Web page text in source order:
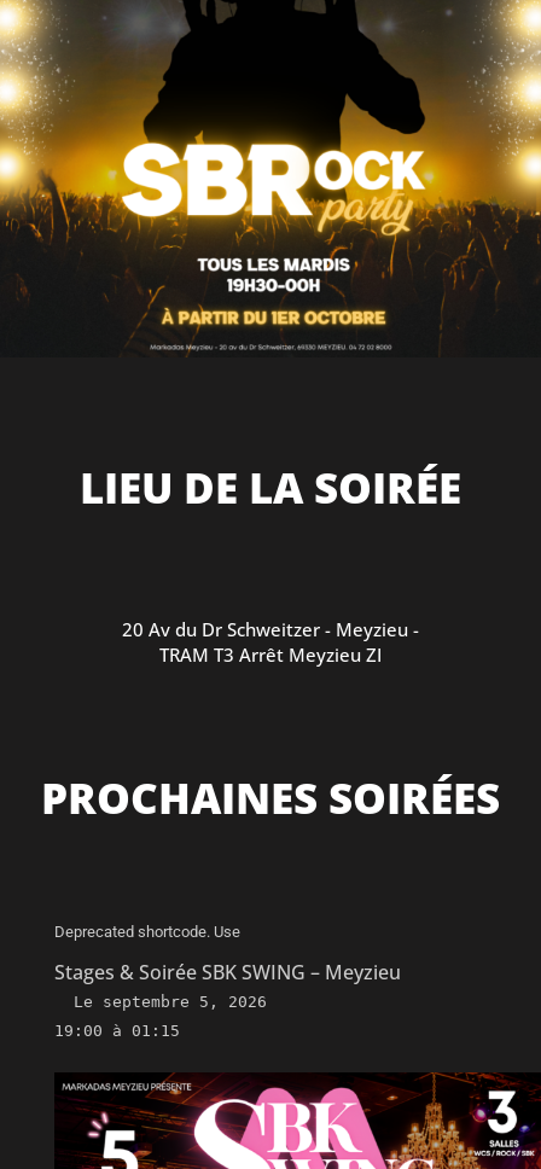
LIEU DE LA SOIRÉE
20 Av du Dr Schweitzer - Meyzieu -
TRAM T3 Arrêt Meyzieu ZI
PROCHAINES SOIRÉES
Deprecated shortcode. Use
Stages & Soirée SBK SWING – Meyzieu
Le septembre 5, 2026
19:00 à 01:15